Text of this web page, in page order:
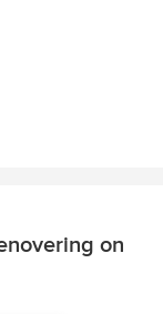
on